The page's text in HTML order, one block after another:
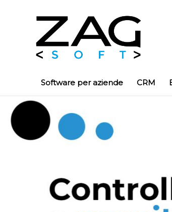
Software per aziende CRM